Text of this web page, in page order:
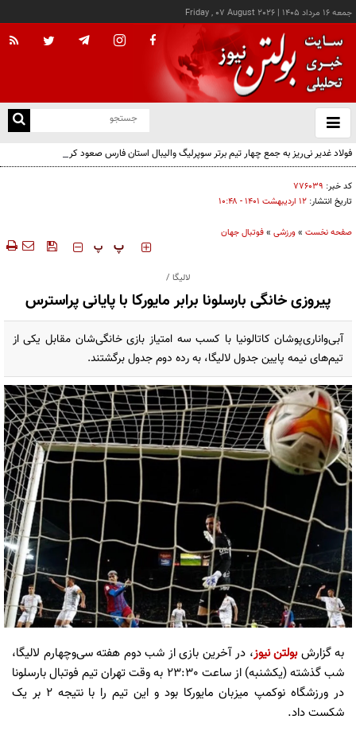
جمعه ۱۶ مرداد ۱۴۰۵ |
Friday , 07 August 2026
باز
و
فولاد غدیر نی‌ریز به جمع چهار تیم برتر سوپرلیگ والیبال استان فارس صعود کرد
کد خبر: ۷۷۶۰۳۹
تاریخ انتشار: ۱۲ ارديبهشت ۱۴۰۱ - ۱۰:۴۸
صفحه نخست »ورزشی »فوتبال جهان
‍‍‍ پ پ
لالیگا /
پیروزی خانگی بارسلونا برابر مایورکا با پایانی پراسترس
آبی‌و‌اناری‌پوشان کاتالونیا با کسب سه امتیاز بازی خانگی‌شان مقابل یکی از
تیم‌های نیمه پایین جدول لالیگا، به رده دوم جدول برگشتند.
به گزارشبولتن نیوز، در آخرین بازی از شب دوم هفته سی‌و‌چهارم لالیگا،
شب گذشته (یکشنبه) از ساعت 23:30 به وقت تهران تیم فوتبال بارسلونا
در ورزشگاه نوکمپ میزبان مایورکا بود و این تیم را با نتیجه 2 بر یک
شکست داد.